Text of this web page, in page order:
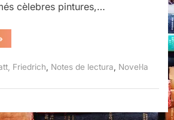
cèlebres pintures,…
Friedrich Notes de lectura Novel·la